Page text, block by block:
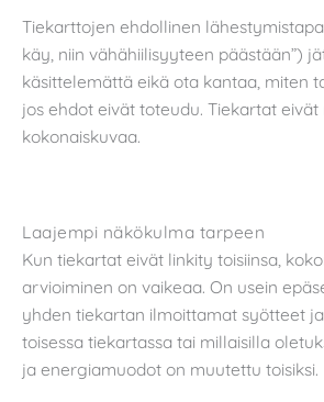
Tiekarttojen ehdollinen
käy, niin vähähiilisyyteen päästään”)
käsittelemättä eikä ota kantaa, miten
jos ehdot eivät toteudu. Tiekartat
kokonaiskuvaa.
Laajempi näkökulma tarpeen
Kun tiekartat eivät linkity toisiinsa,
arvioiminen on vaikeaa. On usein
yhden tiekartan ilmoittamat syötteet
toisessa tiekartassa tai millaisilla
ja energiamuodot on muutettu toisiksi.